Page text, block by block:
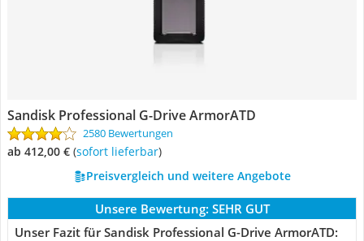
Sandisk Professional G-Drive ArmorATD
2580 Bewertungen
ab 412,00 € ( Sofort lieferbar)
Preisvergleich und weitere Angebote
Unsere Bewertung: SEHR GUT
Unser Fazit für Sandisk Professional G-Drive ArmorATD: